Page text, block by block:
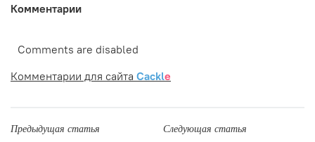
Комментарии
Comments are disabled
Комментарии для сайта Cackle
Предыдущая статья Следующая статья